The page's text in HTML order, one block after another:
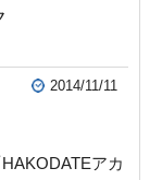
2014/11/11
アカ